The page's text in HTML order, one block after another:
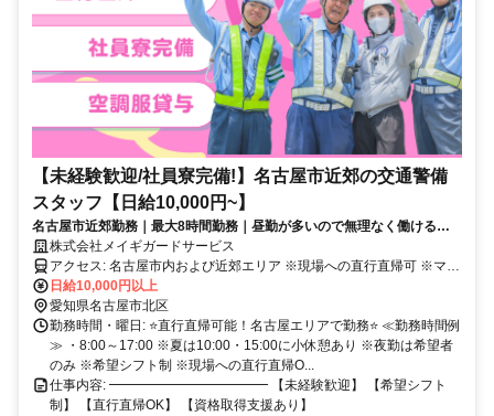
【未経験歓迎/社員寮完備!】名古屋市近郊の交通警備
スタッフ【日給10,000円~】
名古屋市近郊勤務｜最大8時間勤務｜昼勤が多いので無理なく働ける！
未経験歓迎／希望シフト制＆手厚いサポート体制
株式会社メイギガードサービス
アクセス: 名古屋市内および近郊エリア ※現場への直行直帰可 ※マイ
カー通勤可
日給10,000円以上
愛知県名古屋市北区
勤務時間・曜日: ⭐直行直帰可能！名古屋エリアで勤務⭐ ≪勤務時間例
≫ ・8:00～17:00 ※夏は10:00・15:00に小休憩あり ※夜勤は希望者
のみ ※希望シフト制 ※現場への直行直帰O...
仕事内容: ━━━━━━━━━━━━ 【未経験歓迎】 【希望シフト
制】 【直行直帰OK】 【資格取得支援あり】